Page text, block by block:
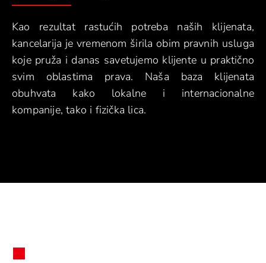
Kao rezultat rastućih potreba naših klijenata,
kancelarija je vremenom širila obim pravnih usluga
koje pruža i danas savetujemo klijente u praktično
svim oblastima prava. Naša baza klijenata
obuhvata kako lokalne i internacionalne
kompanije, tako i fizička lica.